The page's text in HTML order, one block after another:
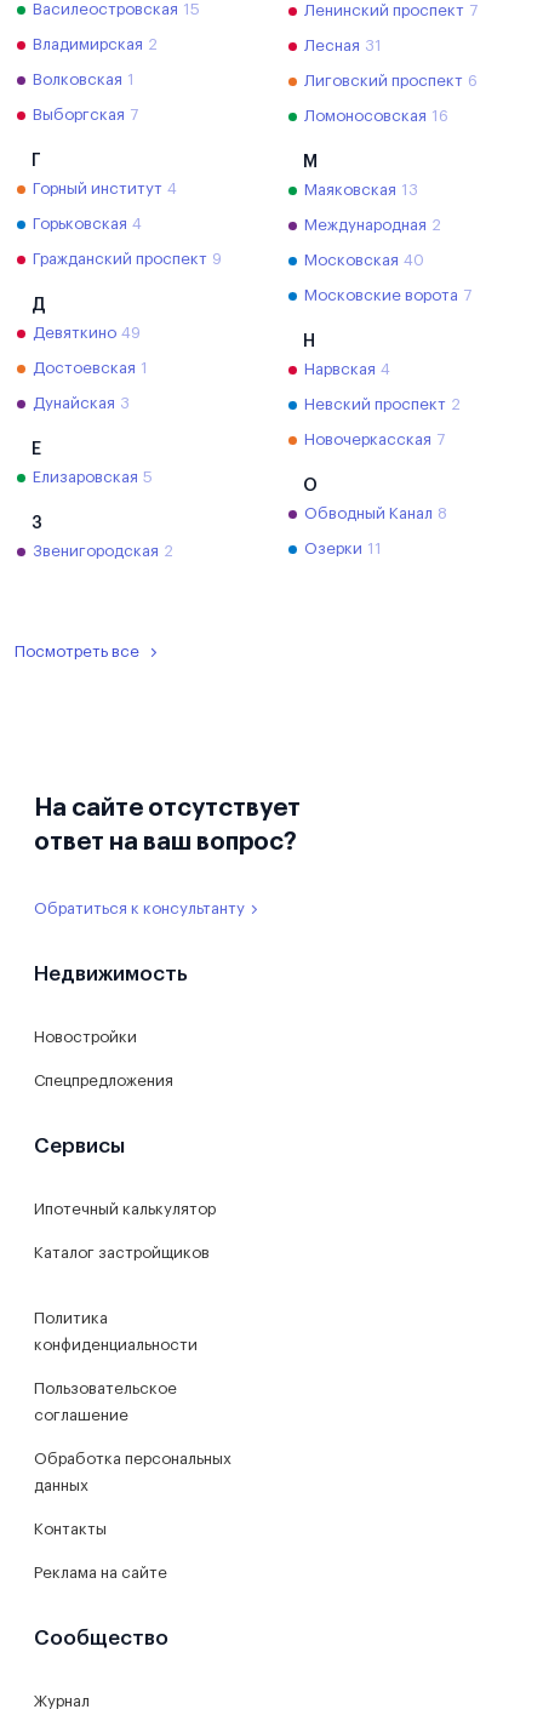
Василеостровская 15
Владимирская 2
Волковская 1
Выборгская 7
Горный институт 4
Горьковская 4
Гражданский проспект 9
Д
Девяткино 49
Достоевская 1
Дунайская 3
Е
Елизаровская 5
З
Звенигородская 2
Ленинский проспект 7
Лесная 31
Лиговский проспект 6
Ломоносовская 16
М
Маяковская 13
Международная 2
Московская 40
Московские ворота 7
Н
Нарвская 4
Невский проспект 2
Новочеркасская 7
О
Обводный Канал 8
Озерки 11
Посмотреть все
На сайте отсутствует
ответ на ваш вопрос?
Обратиться к консультанту
Недвижимость
Новостройки
Спецпредложения
Сервисы
Ипотечный калькулятор
Каталог застройщиков
Политика
конфиденциальности
Пользовательское
соглашение
Обработка персональных
данных
Контакты
Реклама на сайте
Сообщество
Журнал